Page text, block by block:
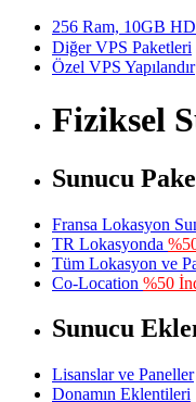
256 Ram, 10GB
Diğer VPS Paketleri
Özel VPS Yapılandır
Fiziksel
Sunucu
Fransa Lokasyon
TR Lokasyonda
Tüm Lokasyon ve
Co-Location %50
Sunucu
Lisanslar ve Paneller
Donamın Eklentileri